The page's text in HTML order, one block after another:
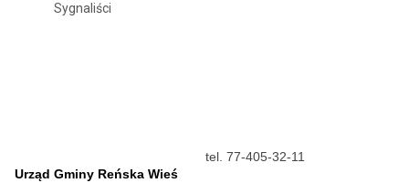
Sygnaliści
Urząd Gminy Reńska Wieś
tel. 77-405-32-11